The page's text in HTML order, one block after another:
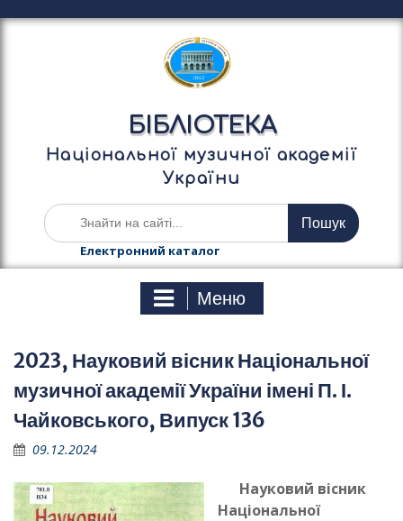
е
у
БІБЛІОТЕКА
Національної музичної академії
України
Ш
у
а
Електронний каталог
Меню
2023, Науковий вісник Національної
музичної академії України імені П. І.
Чайковського, Випуск 136
09.12.2024
Науковий вісник
Національної